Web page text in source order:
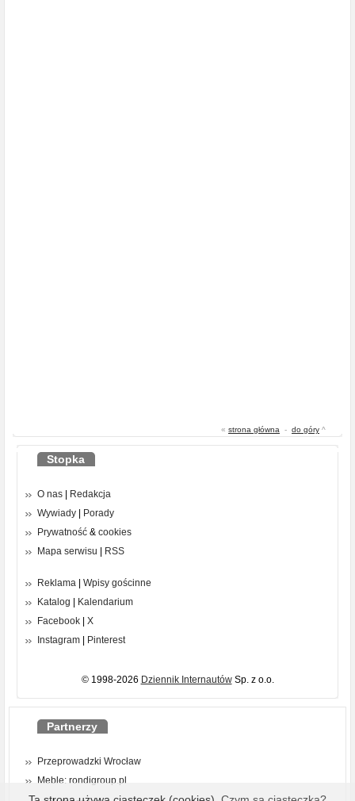
« strona główna - do góry ^
Stopka
O nas | Redakcja
Wywiady | Porady
Prywatność & cookies
Mapa serwisu | RSS
Reklama | Wpisy gościnne
Katalog | Kalendarium
Facebook | X
Instagram | Pinterest
© 1998-2026 Dziennik InternautówSp. z o.o.
Partnerzy
Przeprowadzki Wrocław
Meble: rondigroup.pl